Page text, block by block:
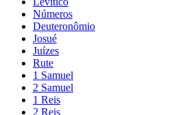
Números
Deuteronômio
Josué
Juízes
Rute
1 Samuel
2 Samuel
1 Reis
2 Reis